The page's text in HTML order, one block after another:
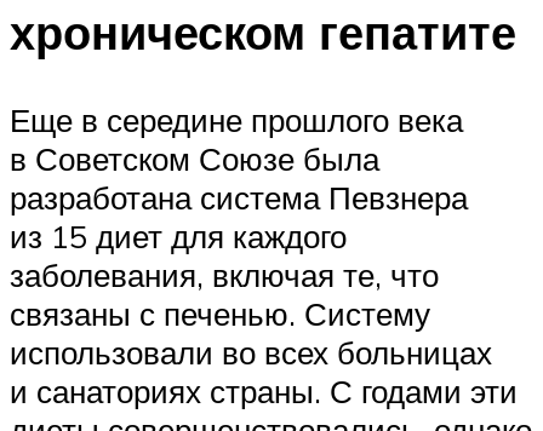
хроническом гепатите
Еще в середине прошлого века
в Советском Союзе была
разработана система Певзнера
из 15 диет для каждого
заболевания, включая те, что
связаны с печенью. Систему
использовали во всех больницах
и санаториях страны. С годами эти